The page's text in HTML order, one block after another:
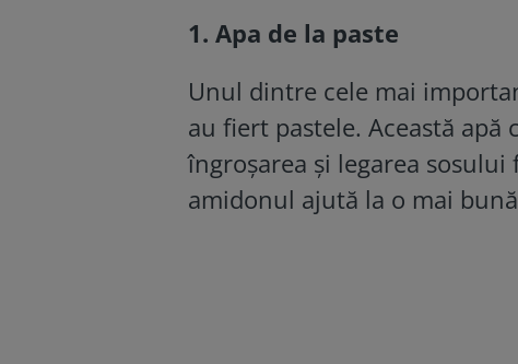
1. Apa de la paste
Unul dintre cele mai
au fiert pastele. Această
îngroșarea și legarea
amidonul ajută la o mai